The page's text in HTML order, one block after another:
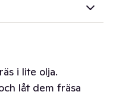
i lite olja.
låt dem fräsa